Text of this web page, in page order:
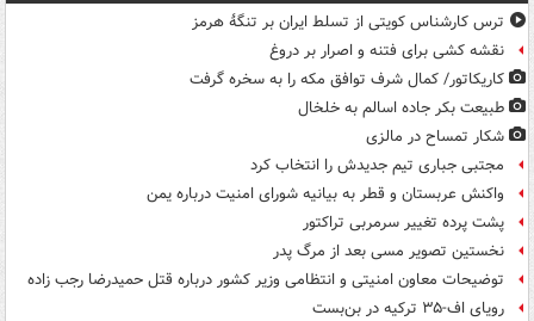
ترس کارشناس کویتی از تسلط ایران بر تنگۀ هرمز
نقشه کشی برای فتنه و اصرار بر دروغ
کاریکاتور/ کمال شرف توافق مکه را به سخره گرفت
طبیعت بکر جاده اسالم به خلخال
شکار تمساح در مالزی
مجتبی جباری تیم جدیدش را انتخاب کرد
واکنش عربستان و قطر به بیانیه شورای امنیت درباره یمن
پشت پرده تغییر سرمربی تراکتور
نخستین تصویر مسی بعد از مرگ پدر
توضیحات معاون امنیتی و انتظامی وزیر کشور درباره قتل حمیدرضا رجب زاده
رویای اف-۳۵ ترکیه در بن‌بست